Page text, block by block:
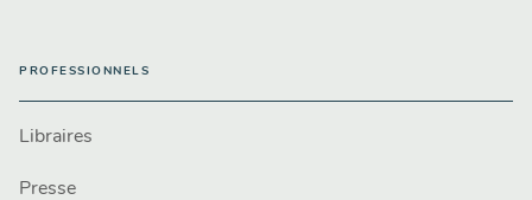
PROFESSIONNELS
Libraires
Presse